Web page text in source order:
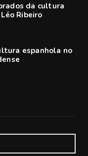
da cultura
Ribeiro
espanhola no